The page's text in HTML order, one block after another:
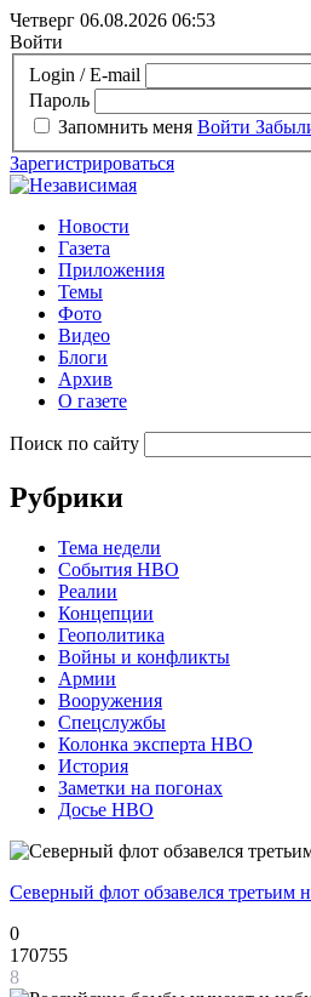
Четверг 06.08.2026 06:53
Войти
Login / E-mail
Пароль
Запомнить меня Войти
Зарегистрироваться
Новости
Газета
Приложения
Темы
Фото
Видео
Блоги
Архив
О газете
Поиск по сайту
Рубрики
Тема недели
События НВО
Реалии
Концепции
Геополитика
Войны и конфликты
Армии
Вооружения
Спецслужбы
Колонка эксперта НВО
История
Заметки на погонах
Досье НВО
Северный флот обзавелся третьим
0
170755
8